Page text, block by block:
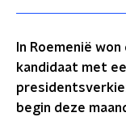
In Roemenië
kandidaat met
begin deze